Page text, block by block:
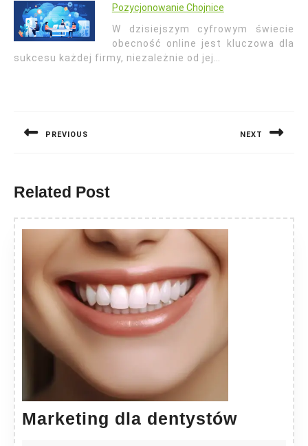
Pozycjonowanie Chojnice
W dzisiejszym cyfrowym świecie
obecność online jest kluczowa dla
sukcesu każdej firmy, niezależnie od jej…
PREVIOUS NEXT
Related Post
Marketing dla dentystów